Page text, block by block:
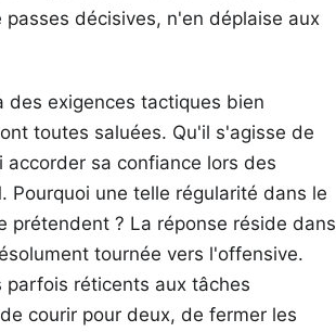
décisives, n'en déplaise aux
exigences tactiques bien
toutes saluées. Qu'il s'agisse de
sa confiance lors des
Pourquoi une telle régularité dans le
prétendent ? La réponse réside dans
tournée vers l'offensive.
réticents aux tâches
courir pour deux, de fermer les